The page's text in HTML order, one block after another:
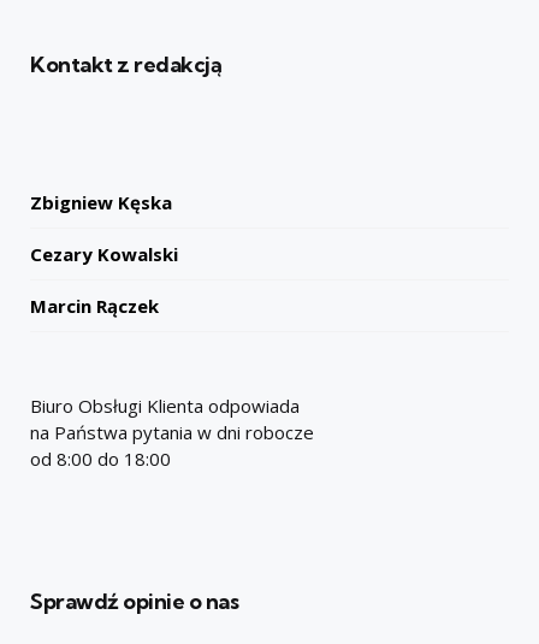
Kontakt z redakcją
Zbigniew Kęska
Cezary Kowalski
Marcin Rączek
Biuro Obsługi Klienta odpowiada
na Państwa pytania w dni robocze
od 8:00 do 18:00
Sprawdź opinie o nas